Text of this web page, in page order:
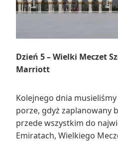
Dzień 5 – Wielki Meczet
Marriott
Kolejnego dnia
porze, gdyż zaplanowany
przede wszystkim do
Emiratach, Wielkiego